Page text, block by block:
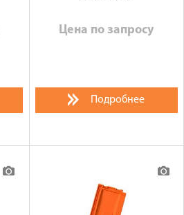
Цена по запросу
Подробнее